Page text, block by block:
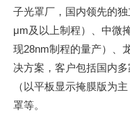
子光罩厂，国内领先的
μm及以上制程）、中微
现28nm制程的量产）、
决方案，客户包括国内
（以平板显示掩膜版为
罩等。